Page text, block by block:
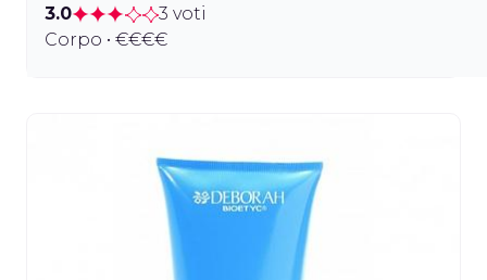
3.0
3 voti
Corpo • €€€€